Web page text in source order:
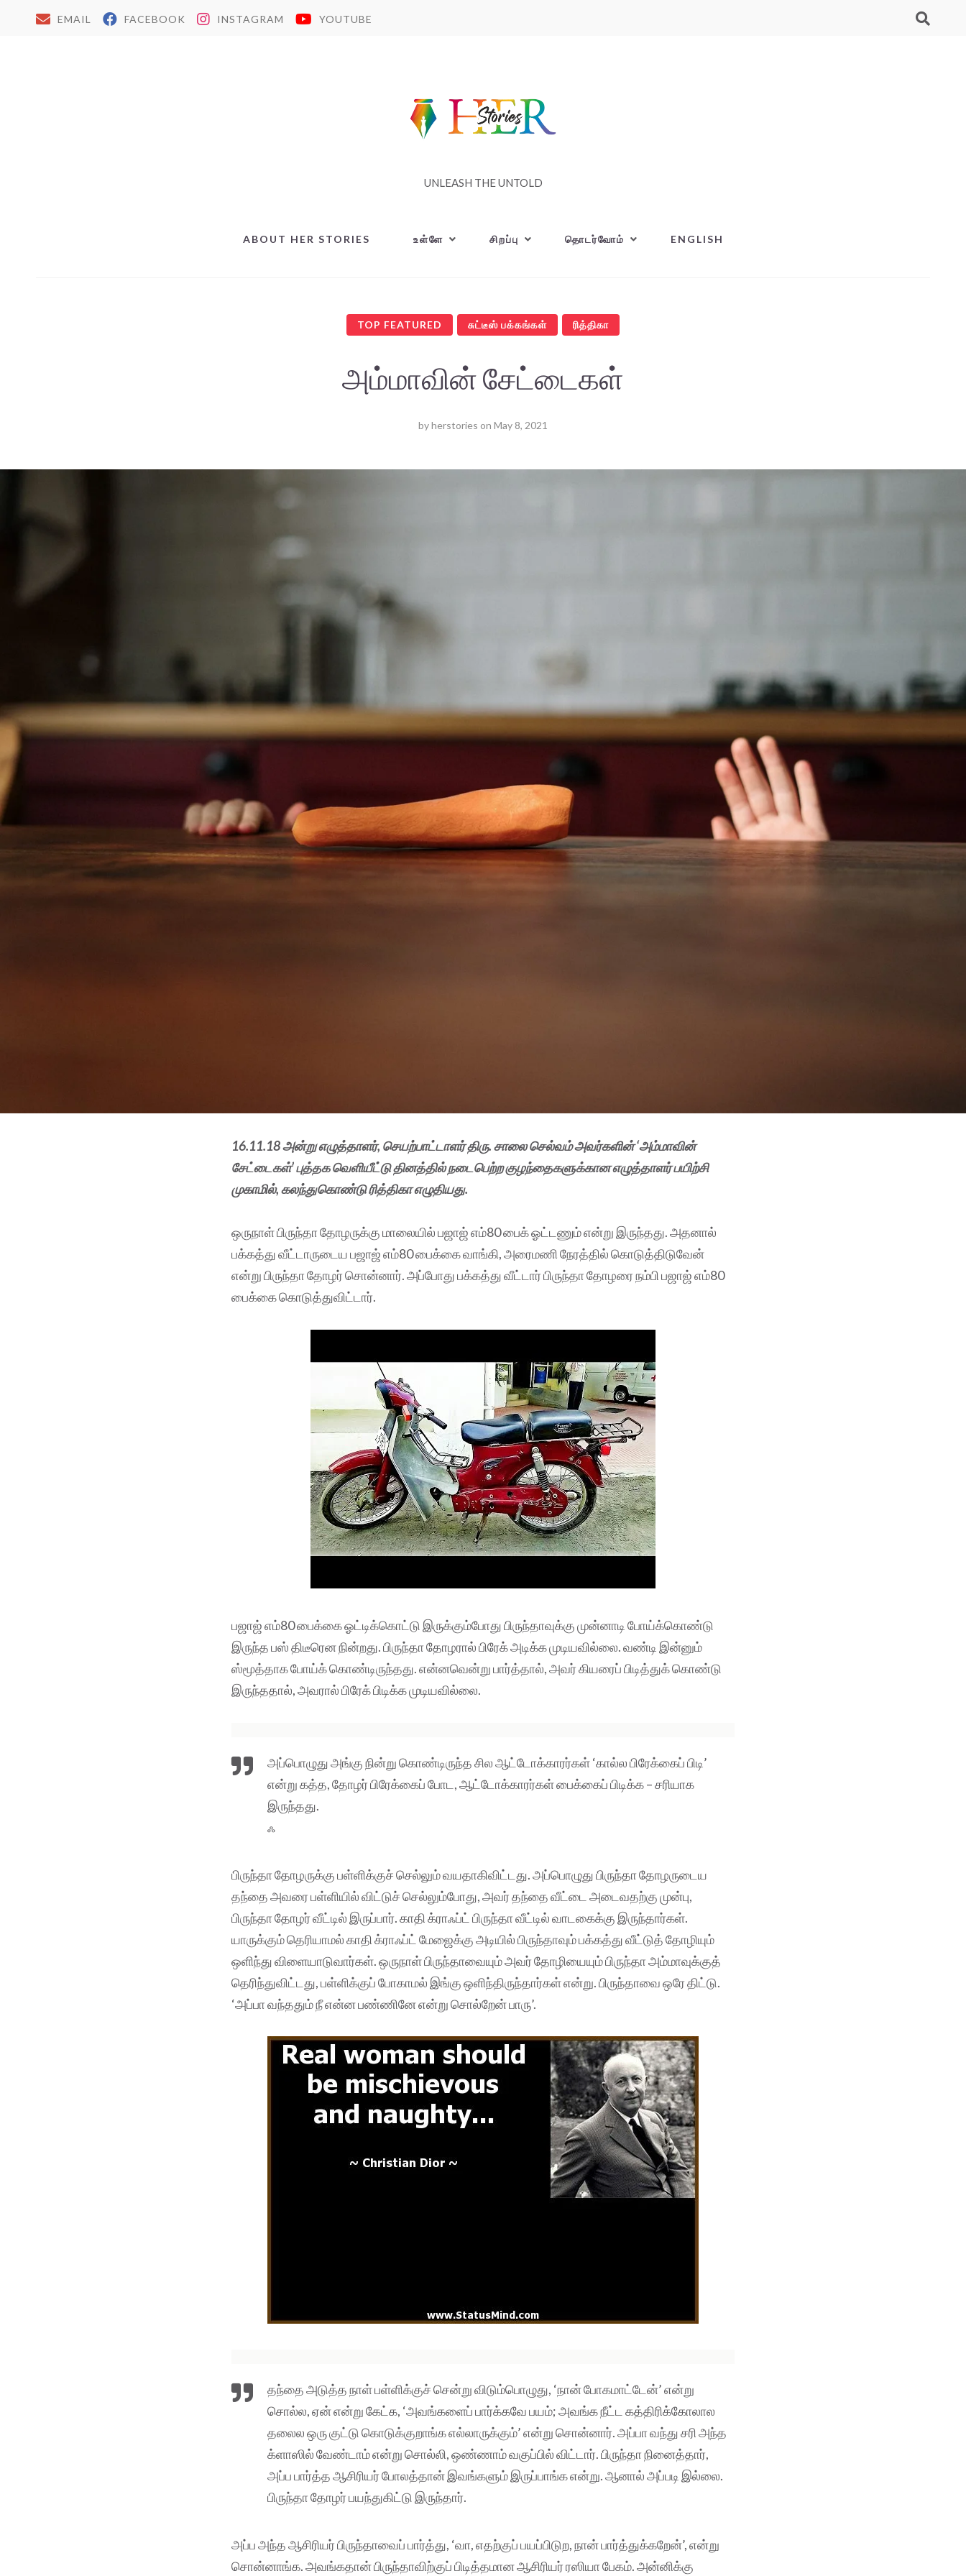
EMAIL FACEBOOK INSTAGRAM YOUTUBE
UNLEASH THE UNTOLD
ABOUT HER STORIES உள்ளே சிறப்பு தொடர்வோம் ENGLISH
TOP FEATURED சுட்டீஸ் பக்கங்கள் ரித்திகா
அம்மாவின் சேட்டைகள்
byherstories on May 8, 2021
16.11.18 அன்று எழுத்தாளர், செயற்பாட்டாளர் திரு. சாலை செல்வம் அவர்களின் ‘அம்மாவின்
சேட்டைகள்’ புத்தக வெளியீட்டு தினத்தில் நடைபெற்ற குழந்தைகளுக்கான எழுத்தாளர் பயிற்சி
முகாமில், கலந்துகொண்டு ரித்திகா எழுதியது.
ஒருநாள் பிருந்தா தோழருக்கு மாலையில் பஜாஜ் எம்80 பைக் ஓட்டணும் என்று இருந்தது. அதனால்
பக்கத்து வீட்டாருடைய பஜாஜ் எம்80 பைக்கை வாங்கி, அரைமணி நேரத்தில் கொடுத்திடுவேன்
என்று பிருந்தா தோழர் சொன்னார். அப்போது பக்கத்து வீட்டார் பிருந்தா தோழரை நம்பி பஜாஜ் எம்80
பைக்கை கொடுத்துவிட்டார்.
பஜாஜ் எம்80 பைக்கை ஓட்டிக்கொட்டு இருக்கும்போது பிருந்தாவுக்கு முன்னாடி போய்க்கொண்டு
இருந்த பஸ் திடீரென நின்றது. பிருந்தா தோழரால் பிரேக் அடிக்க முடியவில்லை. வண்டி இன்னும்
ஸ்மூத்தாக போய்க் கொண்டிருந்தது. என்னவென்று பார்த்தால், அவர் கியரைப் பிடித்துக் கொண்டு
இருந்ததால், அவரால் பிரேக் பிடிக்க முடியவில்லை.
அப்பொழுது அங்கு நின்று கொண்டிருந்த சில ஆட்டோக்காரர்கள் ‘கால்ல பிரேக்கைப் பிடி’
என்று கத்த, தோழர் பிரேக்கைப் போட, ஆட்டோக்காரர்கள் பைக்கைப் பிடிக்க – சரியாக
இருந்தது.
ஃ
பிருந்தா தோழருக்கு பள்ளிக்குச் செல்லும் வயதாகிவிட்டது. அப்பொழுது பிருந்தா தோழருடைய
தந்தை அவரை பள்ளியில் விட்டுச் செல்லும்போது, அவர் தந்தை வீட்டை அடைவதற்கு முன்பு,
பிருந்தா தோழர் வீட்டில் இருப்பார். காதி க்ராஃப்ட் பிருந்தா வீட்டில் வாடகைக்கு இருந்தார்கள்.
யாருக்கும் தெரியாமல் காதி க்ராஃப்ட் மேஜைக்கு அடியில் பிருந்தாவும் பக்கத்து வீட்டுத் தோழியும்
ஒளிந்து விளையாடுவார்கள். ஒருநாள் பிருந்தாவையும் அவர் தோழியையும் பிருந்தா அம்மாவுக்குத்
தெரிந்துவிட்டது, பள்ளிக்குப் போகாமல் இங்கு ஒளிந்திருந்தார்கள் என்று. பிருந்தாவை ஒரே திட்டு.
‘அப்பா வந்ததும் நீ என்ன பண்ணினே என்று சொல்றேன் பாரு’.
தந்தை அடுத்த நாள் பள்ளிக்குச் சென்று விடும்பொழுது, ‘நான் போகமாட்டேன்’ என்று
சொல்ல, ஏன் என்று கேட்க, ‘அவங்களைப் பார்க்கவே பயம்; அவங்க நீட்ட கத்திரிக்கோலால
தலைல ஒரு குட்டு கொடுக்குறாங்க எல்லாருக்கும்’ என்று சொன்னார். அப்பா வந்து சரி அந்த
க்ளாஸில் வேண்டாம் என்று சொல்லி, ஒண்ணாம் வகுப்பில் விட்டார். பிருந்தா நினைத்தார்,
அப்ப பார்த்த ஆசிரியர் போலத்தான் இவங்களும் இருப்பாங்க என்று. ஆனால் அப்படி இல்லை.
பிருந்தா தோழர் பயந்துகிட்டு இருந்தார்.
அப்ப அந்த ஆசிரியர் பிருந்தாவைப் பார்த்து, ‘வா, எதற்குப் பயப்பிடுற, நான் பார்த்துக்கறேன்’, என்று
சொன்னாங்க. அவங்கதான் பிருந்தாவிற்குப் பிடித்தமான ஆசிரியர் ரஸியா பேகம். அன்னிக்கு